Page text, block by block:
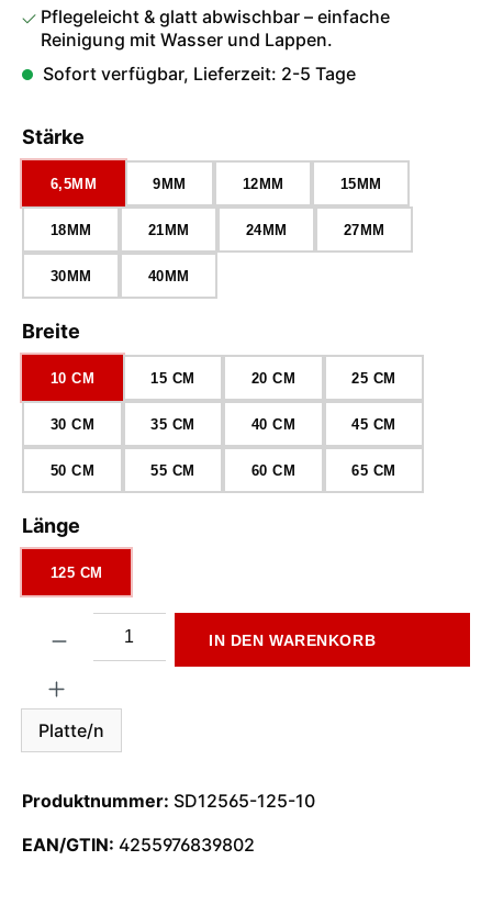
Pflegeleicht & glatt abwischbar – einfache
Reinigung mit Wasser und Lappen.
Sofort verfügbar, Lieferzeit: 2-5 Tage
Stärke
6,5MM 9MM 12MM 15MM
18MM 21MM 24MM 27MM
30MM 40MM
Breite
10 CM 15 CM 20 CM 25 CM
30 CM 35 CM 40 CM 45 CM
50 CM 55 CM 60 CM 65 CM
Länge
125 CM
Platte/n
IN DEN WARENKORB
Produktnummer: SD12565-125-10
EAN/GTIN: 4255976839802